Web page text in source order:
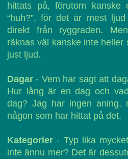
hittats på, förutom kanske
“huh?”, för det är mest
direkt från ryggraden.
räknas väl kanske inte heller
just ljud.
Dagar - Vem har sagt att
Hur lång är en dag och
dag? Jag har ingen
någon som har hittat på det.
Kategorier - Typ lika
inte ännu mer? Det är